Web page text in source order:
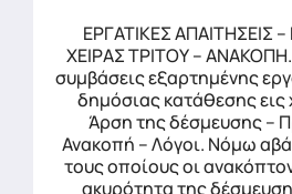
ΕΡΓΑΤΙΚΕΣ ΑΠΑΙΤΗΣΕΙΣ
ΧΕΙΡΑΣ ΤΡΙΤΟΥ –
συμβάσεις εξαρτημένης
δημόσιας κατάθεσης εις
Άρση της δέσμευσης –
Ανακοπή – Λόγοι. Νόμω
τους οποίους οι
ακυρότητα της